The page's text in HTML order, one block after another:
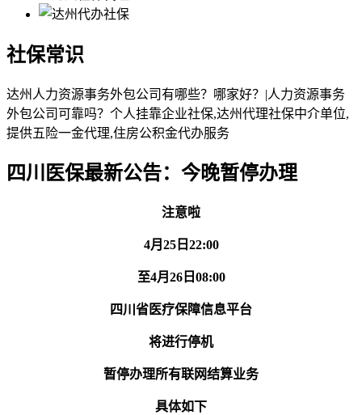
社保常识
达州人力资源事务外包公司有哪些？哪家好？|人力资源事务
外包公司可靠吗？个人挂靠企业社保,达州代理社保中介单位,
提供五险一金代理,住房公积金代办服务
四川医保最新公告：今晚暂停办理
注意啦
4月25日22:00
至4月26日08:00
四川省医疗保障信息平台
将进行停机
暂停办理所有联网结算业务
具体如下